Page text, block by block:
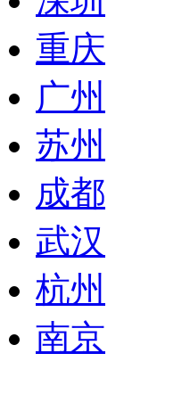
重庆
广州
苏州
成都
武汉
杭州
南京